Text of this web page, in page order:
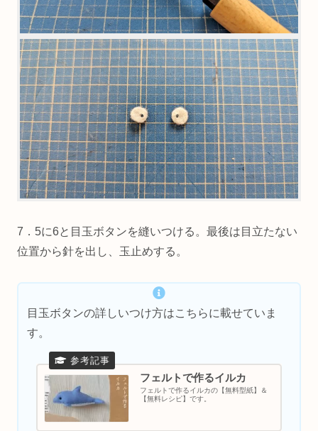
7．5に6と目玉ボタンを縫いつける。最後は目立たない
位置から針を出し、玉止めする。
目玉ボタンの詳しいつけ方はこちらに載せていま
す。
フェルトで作るイルカ
フェルトで作るイルカの【無料型紙】＆
【無料レシピ】です。